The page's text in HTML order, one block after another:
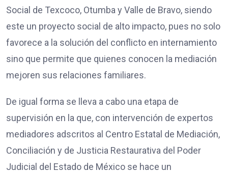
Social de Texcoco, Otumba y Valle de Bravo, siendo
este un proyecto social de alto impacto, pues no solo
favorece a la solución del conflicto en internamiento
sino que permite que quienes conocen la mediación
mejoren sus relaciones familiares.
De igual forma se lleva a cabo una etapa de
supervisión en la que, con intervención de expertos
mediadores adscritos al Centro Estatal de Mediación,
Conciliación y de Justicia Restaurativa del Poder
Judicial del Estado de México se hace un